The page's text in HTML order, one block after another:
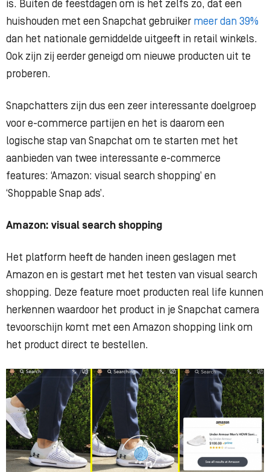
is. Buiten de feestdagen om is het zelfs zo, dat een
huishouden met een Snapchat gebruiker meer dan 39%
dan het nationale gemiddelde uitgeeft in retail winkels.
Ook zijn zij eerder geneigd om nieuwe producten uit te
proberen.
Snapchatters zijn dus een zeer interessante doelgroep
voor e-commerce partijen en het is daarom een
logische stap van Snapchat om te starten met het
aanbieden van twee interessante e-commerce
features: ‘Amazon: visual search shopping’ en
‘Shoppable Snap ads’.
Amazon: visual search shopping
Het platform heeft de handen ineen geslagen met
Amazon en is gestart met het testen van visual search
shopping. Deze feature moet producten real life kunnen
herkennen waardoor het product in je Snapchat camera
tevoorschijn komt met een Amazon shopping link om
het product direct te bestellen.